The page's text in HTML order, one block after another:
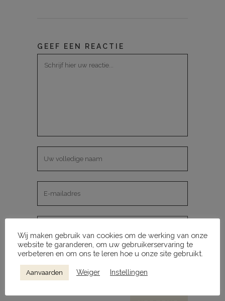
GEEF EEN REACTIE
Mijn naam, e-mail en site opslaan in
deze browser voor de volgende keer
Wij maken gebruik van cookies om de werking van onze
website te garanderen, om uw gebruikerservaring te
verbeteren en om ons te leren hoe u onze site gebruikt.
Aanvaarden Weiger Instellingen